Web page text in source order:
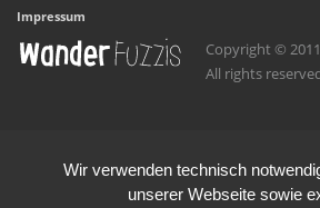
Impressum
Copyright ©
All rights
Wir verwenden technisch
unserer Webseite sowie